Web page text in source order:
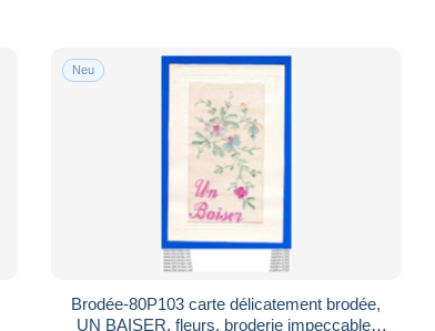
Neu
Brodée-80P103 carte délicatement brodée,
UN BAISER, fleurs, broderie impeccable,